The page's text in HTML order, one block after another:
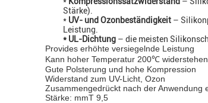
Stärke).
* UV- und Ozonbeständigkeit –
Leistung.
* UL-Dichtung – die meisten
Provides erhöhte versiegelnde Leistung
Kann hoher Temperatur 200℃ widerstehen
Gute Polsterung und hohe Kompression
Widerstand zum UV-Licht, Ozon
Zusammengedrückt nach der Anwendung
Stärke: mmT 9,5